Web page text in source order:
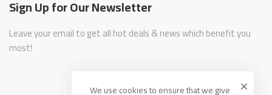
Sign Up for Our Newsletter
Leave your email to get all hot deals & news which benefit you
most!
We use cookies to ensure that we give